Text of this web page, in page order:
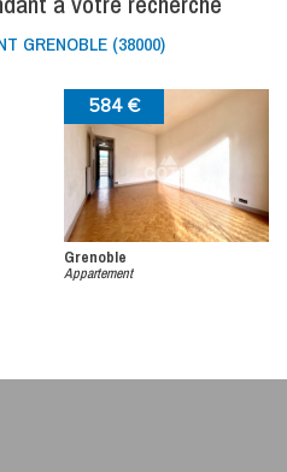
GRENOBLE (38000)
584 €
Grenoble
Appartement